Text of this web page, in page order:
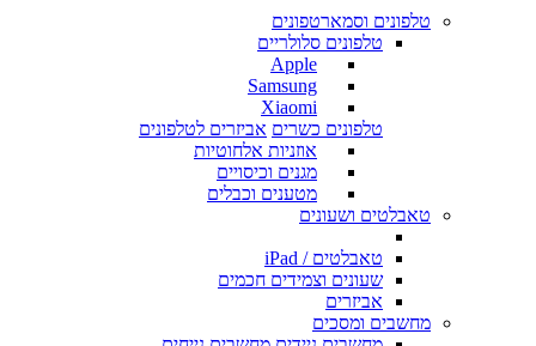
טלפונים וסמארטפונים
טלפונים סלולריים
Apple
Samsung
Xiaomi
טלפונים כשרים אביזרים לטלפונים
אוזניות אלחוטיות
מגנים וכיסויים
מטענים וכבלים
טאבלטים ושעונים
טאבלטים / iPad
שעונים וצמידים חכמים
אביזרים
מחשבים ומסכים